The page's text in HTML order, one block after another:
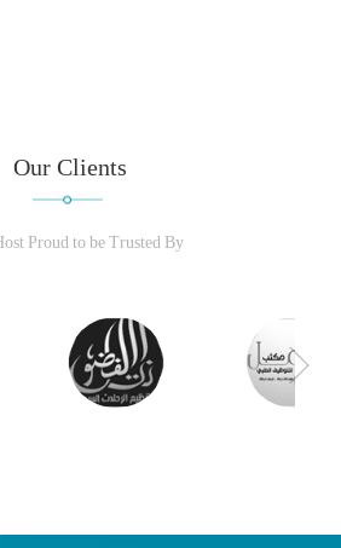
Our Clients
Proud to be Trusted By